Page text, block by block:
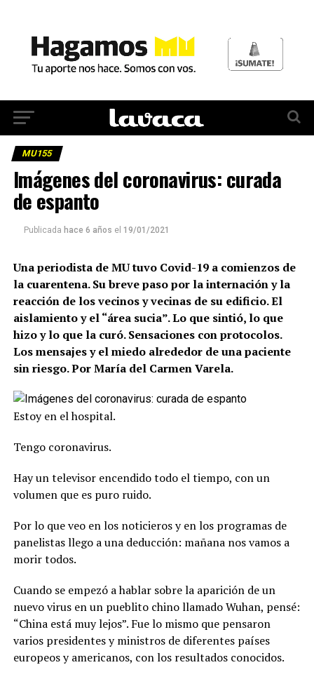
MU155
Imágenes del coronavirus: curada
de espanto
Publicada hace 6 años el 19/01/2021
Una periodista de MU tuvo Covid-19 a comienzos de
la cuarentena. Su breve paso por la internación y la
reacción de los vecinos y vecinas de su edificio. El
aislamiento y el “área sucia”. Lo que sintió, lo que
hizo y lo que la curó. Sensaciones con protocolos.
Los mensajes y el miedo alrededor de una paciente
sin riesgo. Por María del Carmen Varela.
Estoy en el hospital.
Tengo coronavirus.
Hay un televisor encendido todo el tiempo, con un
volumen que es puro ruido.
Por lo que veo en los noticieros y en los programas de
panelistas llego a una deducción: mañana nos vamos a
morir todos.
Cuando se empezó a hablar sobre la aparición de un
nuevo virus en un pueblito chino llamado Wuhan, pensé:
“China está muy lejos”. Fue lo mismo que pensaron
varios presidentes y ministros de diferentes países
europeos y americanos, con los resultados conocidos.